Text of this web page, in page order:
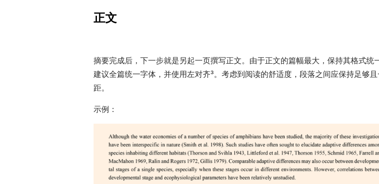
正文
摘要完成后，下一步就是另起一页撰写正文。由于正文的篇幅最大，保持其格式统
建议全篇统一字体，并使用左对齐³。考虑到阅读的舒适度，段落之间应保持足够
距。
示例：